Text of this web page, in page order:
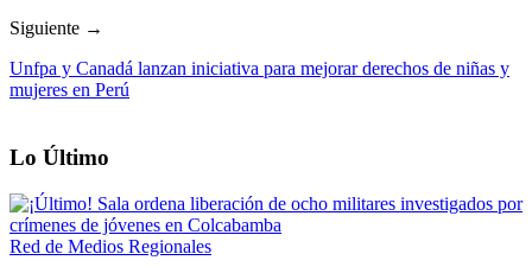
Siguiente →
Unfpa y Canadá lanzan iniciativa para mejorar derechos de niñas y
mujeres en Perú
Lo Último
Red de Medios Regionales